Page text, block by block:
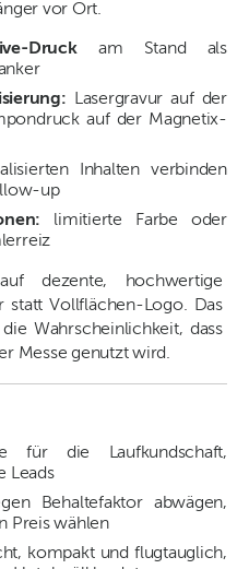
vor Ort.
Druckam Stand als
Lasergravur auf der
auf der Magnetix-
Inhalten verbinden
up
limitierte Farbe oder
dezente, hochwertige
statt Vollflächen-Logo. Das
Wahrscheinlichkeit, dass
Messe genutzt wird.
für die Laufkundschaft,
Leads
Behaltefaktor abwägen,
Preis wählen
kompakt und flugtauglich,